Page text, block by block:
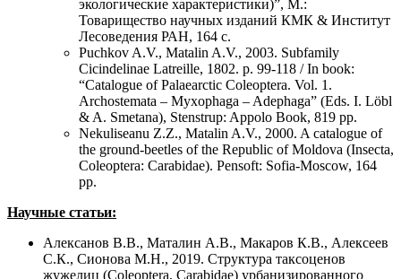
экологические характеристики)”, М.:
Товарищество научных изданий КМК & Институт
Лесоведения РАН, 164 с.
Puchkov A.V., Matalin A.V., 2003. Subfamily
Cicindelinae Latreille, 1802. p. 99-118 / In book:
“Catalogue of Palaearctic Coleoptera. Vol. 1.
Archostemata – Myxophaga – Adephaga” (Eds. I. Löbl
& A. Smetana), Stenstrup: Appolo Book, 819 pp.
Nekuliseanu Z.Z., Matalin A.V., 2000. A catalogue of
the ground-beetles of the Republic of Moldova (Insecta,
Coleoptera: Carabidae). Pensoft: Sofia-Moscow, 164
pp.
Научные статьи:
Алексанов В.В., Маталин А.В., Макаров К.В., Алексеев
С.К., Сионова М.Н., 2019. Структура таксоценов
жужелиц (Coleoptera, Carabidae) урбанизированного